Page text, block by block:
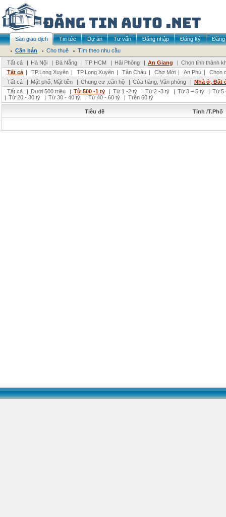
Sàn giao dịch Tin tức Dự án Tư vấn Đăng nhập Đăng ký
Đăng
Cần bán
Cho thuê
Tìm theo nhu cầu
Tất cả
| Hà Nội | Đà Nẵng | TP HCM | Hải Phòng | An Giang | Chọn tỉnh thành
Tất cả | TP.Long Xuyên | TP.Long Xuyên | Tân Châu | Chợ Mới | An Phú |
Chọn
Tất cả
| Mặt phố, Mặt tiền | Chung cư ,căn hộ | Cửa hàng, Văn phòng | Nhà ở, Đất
Tất cả
| Dưới 500 triệu | Từ 500 -1 tỷ | Từ 1 -2 tỷ | Từ 2 -3 tỷ | Từ 3 – 5 tỷ | Từ 5
| Từ 20 - 30 tỷ | Từ 30 - 40 tỷ | Từ 40 - 60 tỷ | Trên 60 tỷ
Tiêu đề Tỉnh /T.Phố